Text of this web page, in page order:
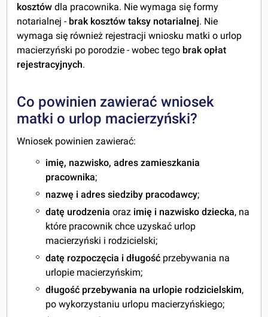
kosztówdla pracownika. Nie wymaga się formy
notarialnej - brak kosztów taksy notarialnej. Nie
wymaga się również rejestracji wniosku matki o urlop
macierzyński po porodzie - wobec tego brak opłat
rejestracyjnych.
Co powinien zawierać wniosek
matki o urlop macierzyński?
Wniosek powinien zawierać:
imię, nazwisko, adres zamieszkania
pracownika;
nazwę i adres siedziby pracodawcy;
datę urodzeniaoraz imię i nazwisko dziecka, na
które pracownik chce uzyskać urlop
macierzyński i rodzicielski;
datę rozpoczęcia i długość przebywania na
urlopie macierzyńskim;
długość przebywania na urlopie rodzicielskim,
po wykorzystaniu urlopu macierzyńskiego;